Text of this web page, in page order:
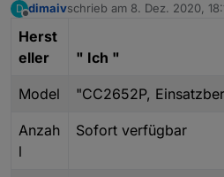
D
Offline
dimaivschrieb am 8. Dez. 2020,
zuletzt editiert von dimaiv
Herst
eller
" Ich "
Model "CC2652P,
Anzah
l
Sofort verfügbar